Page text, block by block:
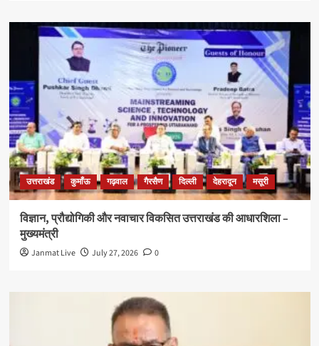
उत्तराखंड कुमाँऊ गढ़वाल गैरसैण दिल्ली देहरादून मसूरी
विज्ञान, प्रौद्योगिकी और नवाचार विकसित उत्तराखंड की आधारशिला –
मुख्यमंत्री
Janmat Live July 27, 2026 0